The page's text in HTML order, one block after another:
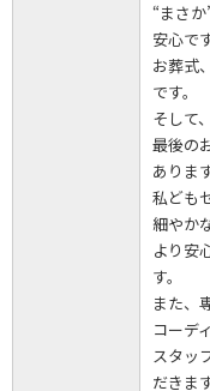
“まさ
安心で
お葬式
です。
そして
最後の
あります
私ども
細やか
より安
す。
また、
コーデ
スタッ
だきま